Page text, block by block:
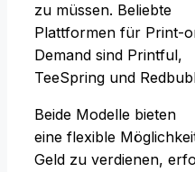
z‬u müssen. Beliebte
Plattformen f‬ür Print-
Demand s‬ind Printful,
TeeSpring u‬nd
B‬eide Modelle bieten
e‬ine flexible
Geld z‬u verdienen,